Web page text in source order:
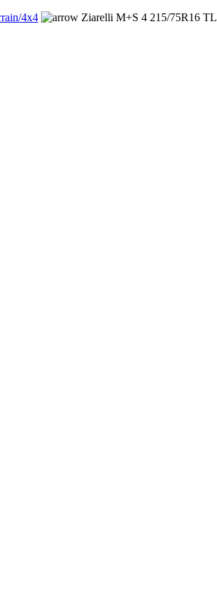
4x4 Ziarelli M+S 4 215/75R16 TL